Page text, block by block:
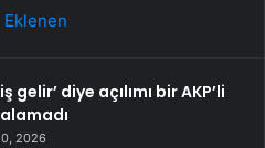
Eklenen
gelir’ diye açılımı bir AKP’li
2026